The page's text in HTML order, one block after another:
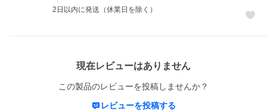
2日以内に発送（休業日を除く）
現在レビューはありません
この製品のレビューを投稿しませんか？
レビューを投稿する